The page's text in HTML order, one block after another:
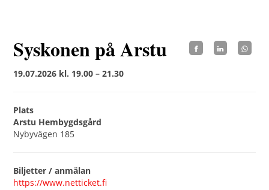
Syskonen på Arstu
19.07.2026 kl. 19.00 – 21.30
Plats
Arstu Hembygdsgård
Nybyvägen 185
Biljetter / anmälan
https://www.netticket.fi